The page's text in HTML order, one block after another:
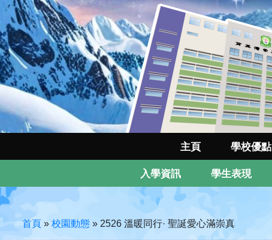
主頁 學校優點
入學資訊 學生表現
首頁 » 校園動態 » 2526 溫暖同行· 聖誕愛心滿崇真